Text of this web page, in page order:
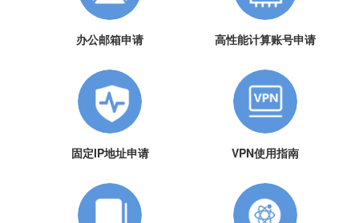
办公邮箱申请 高性能计算账号申请
固定IP地址申请 VPN使用指南